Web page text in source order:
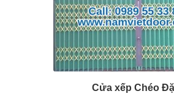
cửa xếp inox chống